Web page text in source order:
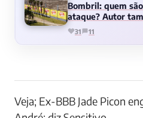
Bombril: quem
ataque? Autor
31 11
Veja; Ex-BBB Jade Picon